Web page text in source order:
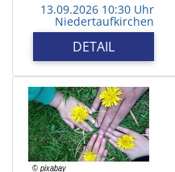
13.09.2026 10:30 Uhr
Niedertaufkirchen
DETAIL